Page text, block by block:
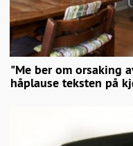
"Me ber om orsaking
håplause teksten på